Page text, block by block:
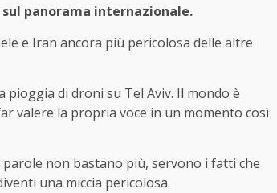
panorama internazionale.
e Iran ancora più pericolosa delle altre
di droni su Tel Aviv. Il mondo è
valere la propria voce in un momento così
non bastano più, servono i fatti che
una miccia pericolosa.